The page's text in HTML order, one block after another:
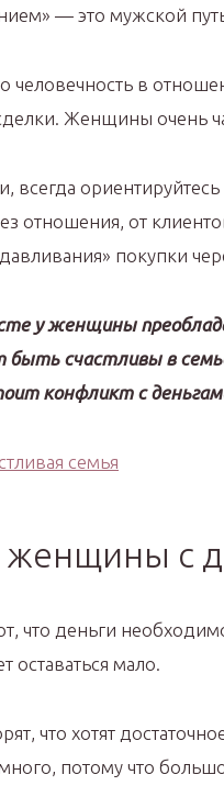
— это мужской
человечность в
Женщины очень
всегда
отношения, от
покупки
у женщины
быть счастливы в
конфликт с
с
деньги
оставаться мало.
что хотят
потому что